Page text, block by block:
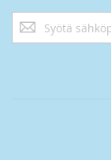
Tilaa
uutiskirjeemme: